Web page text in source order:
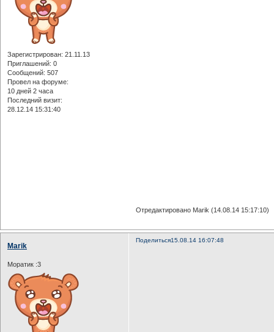
Зарегистрирован: 21.11.13
Приглашений: 0
Сообщений: 507
Провел на форуме:
10 дней 2 часа
Последний визит:
28.12.14 15:31:40
Отредактировано Marik (14.08.14 15:17:10)
Поделиться15.08.14 16:07:48
Marik
Моратик :3